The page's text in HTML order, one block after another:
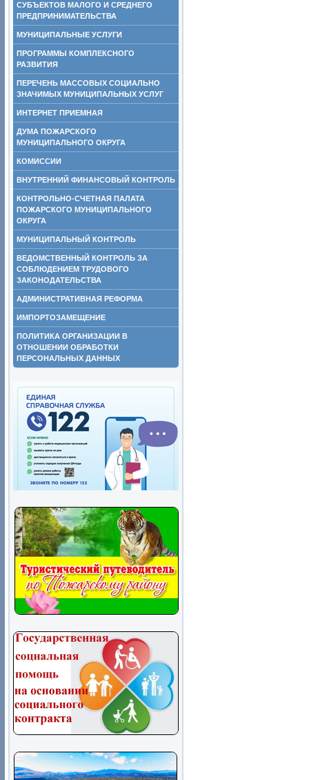
СУБЪЕКТОВ МАЛОГО И СРЕДНЕГО
ПРЕДПРИНИМАТЕЛЬСТВА
МУНИЦИПАЛЬНЫЕ УСЛУГИ
ПРОГРАММЫ КОМПЛЕКСНОГО
РАЗВИТИЯ
ПЕРЕЧЕНЬ МАССОВЫХ СОЦИАЛЬНО
ЗНАЧИМЫХ МУНИЦИПАЛЬНЫХ УСЛУГ
ИНТЕРНЕТ ПРИЕМНАЯ
ДУМА ПОЖАРСКОГО
МУНИЦИПАЛЬНОГО ОКРУГА
КОМИССИИ
ВНУТРЕННИЙ ФИНАНСОВЫЙ КОНТРОЛЬ
КОНТРОЛЬНО-СЧЕТНАЯ ПАЛАТА
ПОЖАРСКОГО МУНИЦИПАЛЬНОГО
ОКРУГА
МУНИЦИПАЛЬНЫЙ КОНТРОЛЬ
ВЕДОМСТВЕННЫЙ КОНТРОЛЬ ЗА
СОБЛЮДЕНИЕМ ТРУДОВОГО
ЗАКОНОДАТЕЛЬСТВА
АДМИНИСТРАТИВНАЯ РЕФОРМА
ИМПОРТОЗАМЕЩЕНИЕ
ПОЛИТИКА ОРГАНИЗАЦИИ В
ОТНОШЕНИИ ОБРАБОТКИ
ПЕРСОНАЛЬНЫХ ДАННЫХ